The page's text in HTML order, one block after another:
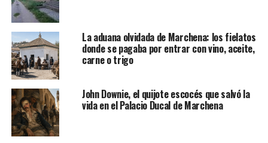
La aduana olvidada de Marchena: los fielatos
donde se pagaba por entrar con vino, aceite,
carne o trigo
John Downie, el quijote escocés que salvó la
vida en el Palacio Ducal de Marchena